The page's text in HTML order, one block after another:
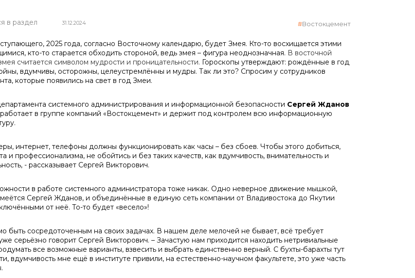
в раздел 31.12.2024 Востокцемент
2025 года, согласно Восточному календарю, будет Змея. Кто-то восхищается этими
кто-то старается обходить стороной, ведь змея – фигура неоднозначная. В восточной
считается символом мудрости и проницательности. Гороскопы утверждают: рождённые в год
вдумчивы, осторожны, целеустремлённы и мудры. Так ли это? Спросим у сотрудников
которые появились на свет в год Змеи.
системного администрирования и информационной безопасности Сергей Жданов
в группе компаний «Востокцемент» и держит под контролем всю информационную
интернет, телефоны должны функционировать как часы – без сбоев. Чтобы этого добиться,
и профессионализма, не обойтись и без таких качеств, как вдумчивость, внимательность и
- рассказывает Сергей Викторович.
в работе системного администратора тоже никак. Одно неверное движение мышкой,
Сергей Жданов, и объединённые в единую сеть компании от Владивостока до Якутии
от неё. То-то будет «весело»!
быть сосредоточенным на своих задачах. В нашем деле мелочей не бывает, всё требует
серьёзно говорит Сергей Викторович. – Зачастую нам приходится находить нетривиальные
все возможные варианты, взвесить и выбрать единственно верный. С бухты-барахты тут
вдумчивость мне ещё в институте привили, на естественно-научном факультете, это уже часть